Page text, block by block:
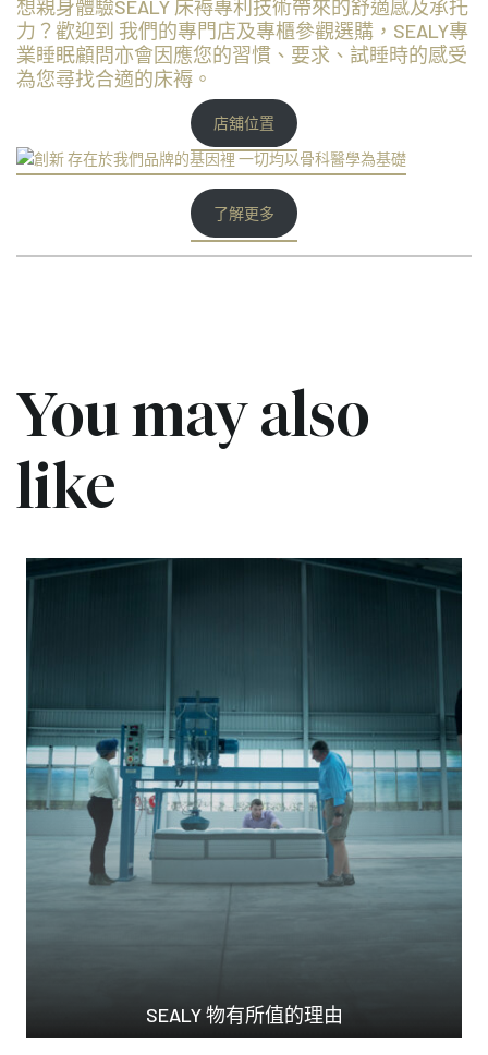
想親身體驗SEALY 床褥專利技術帶來的舒適感及承托
力？歡迎到 我們的專門店及專櫃參觀選購，SEALY專
業睡眠顧問亦會因應您的習慣、要求、試睡時的感受
為您尋找合適的床褥。
店舖位置
了解更多
You may also
like
SEALY 物有所值的理由